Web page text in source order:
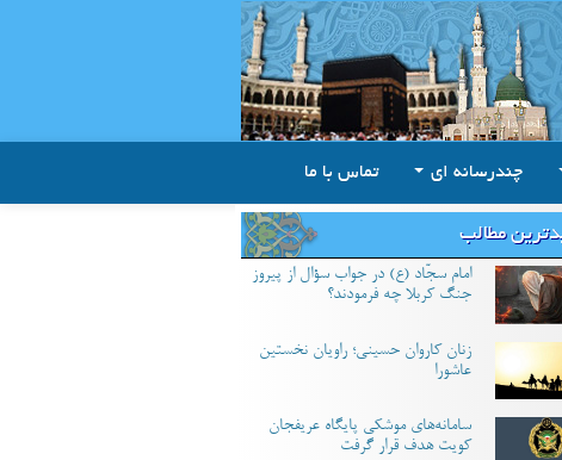
چندرسانه ای تماس با ما
مطالب
امام سجّاد (ع) در جواب سؤال از پیروز
جنگ کربلا چه فرمودند؟
زنان کاروان حسینی؛ راویان نخستین
عاشورا
سامانه‌های موشکی پایگاه عریفجان
کویت هدف قرار گرفت